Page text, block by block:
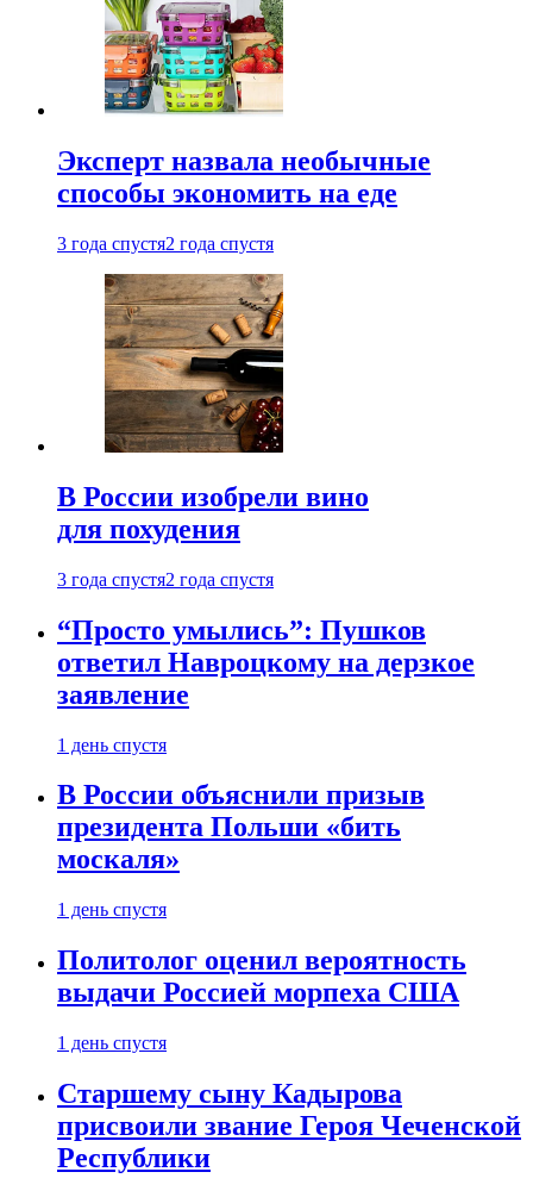
Эксперт назвала необычные
способы экономить на еде
3 года спустя2 года спустя
В России изобрели вино
для похудения
3 года спустя2 года спустя
“Просто умылись”: Пушков
ответил Навроцкому на дерзкое
заявление
1 день спустя
В России объяснили призыв
президента Польши «бить
москаля»
1 день спустя
Политолог оценил вероятность
выдачи Россией морпеха США
1 день спустя
Старшему сыну Кадырова
присвоили звание Героя Чеченской
Республики